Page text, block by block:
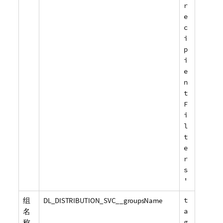
r
e
c
i
p
i
e
n
t
F
i
l
t
e
r
s
'
组
名
DL_DISTRIBUTION_SVC__groupsName
t
a